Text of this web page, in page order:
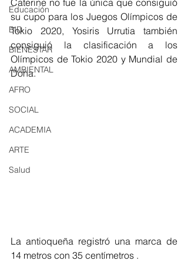
Educación
BID
BIENESTAR
AMBIENTAL
AFRO
SOCIAL
ACADEMIA
ARTE
Salud
su cupo para los Juegos Olímpicos de
Tokio 2020, Yosiris Urrutia también
consiguió la clasificación a los
Olímpicos de Tokio 2020 y Mundial de
Doha.
La antioqueña registró una marca de
14 metros con 35 centímetros .